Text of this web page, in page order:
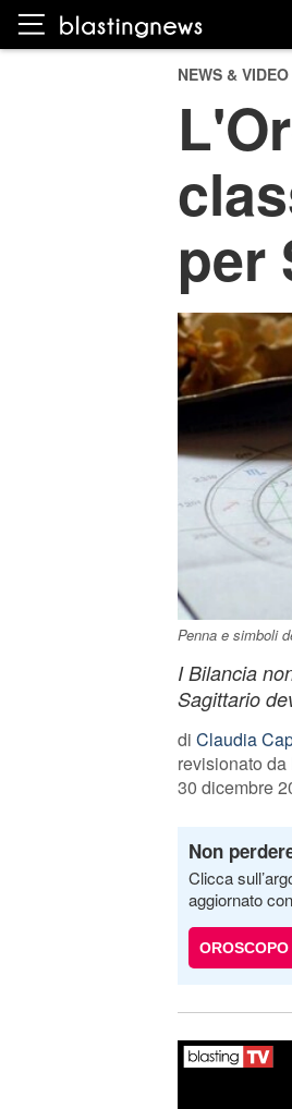
NEWS & VIDEO
per
Penna e simboli
I Bilancia
Sagittario
di Claudia
revisionato da
30 dicembre
Non
Clicca
aggiornato
OROSCOPO